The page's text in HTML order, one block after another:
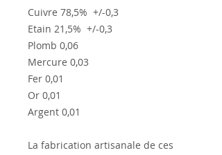
Cuivre 78,5% +/-0,3
Etain 21,5% +/-0,3
Plomb 0,06
Mercure 0,03
Fer 0,01
Or 0,01
Argent 0,01
La fabrication artisanale de ces